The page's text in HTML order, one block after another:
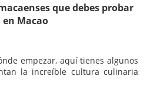
que debes probar
en Macao
empezar, aquí tienes algunos
la increíble cultura culinaria